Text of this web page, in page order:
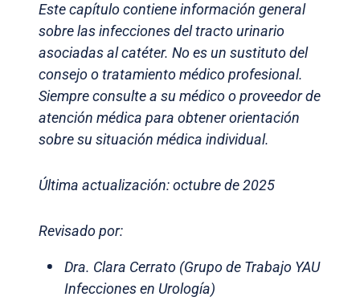
Este capítulo contiene información general
sobre las infecciones del tracto urinario
asociadas al catéter. No es un sustituto del
consejo o tratamiento médico profesional.
Siempre consulte a su médico o proveedor de
atención médica para obtener orientación
sobre su situación médica individual.
Última actualización: octubre de 2025
Revisado por:
Dra. Clara Cerrato (Grupo de Trabajo YAU
Infecciones en Urología)